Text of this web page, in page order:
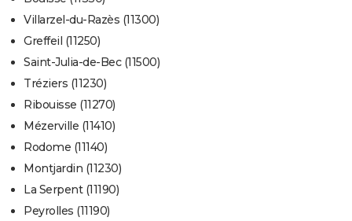
Villarzel-du-Razès (11300)
Greffeil (11250)
Saint-Julia-de-Bec (11500)
Tréziers (11230)
Ribouisse (11270)
Mézerville (11410)
Rodome (11140)
Montjardin (11230)
La Serpent (11190)
Peyrolles (11190)